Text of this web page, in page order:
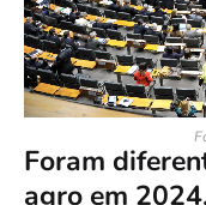
Foram
agro em